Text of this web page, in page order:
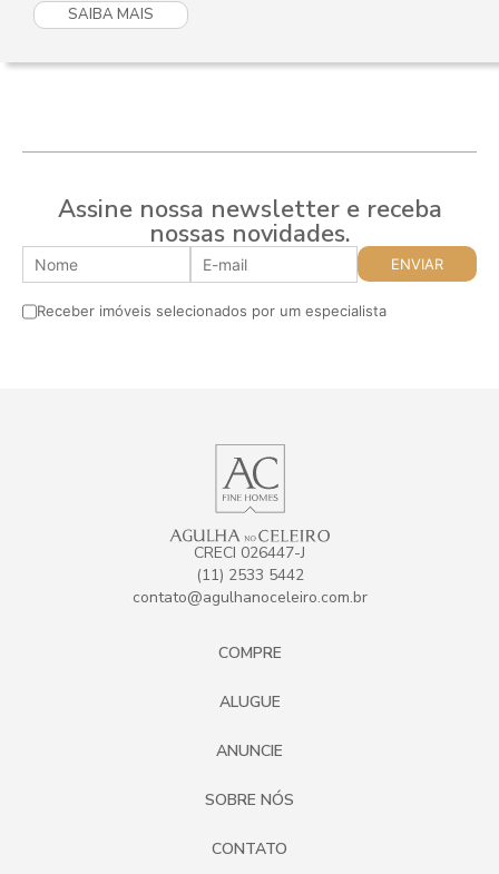
SAIBA MAIS
Assine nossa newsletter e receba
nossas novidades.
Receber imóveis selecionados por um especialista
CRECI 026447-J
(11) 2533 5442
contato@agulhanoceleiro.com.br
COMPRE
ALUGUE
ANUNCIE
SOBRE NÓS
CONTATO